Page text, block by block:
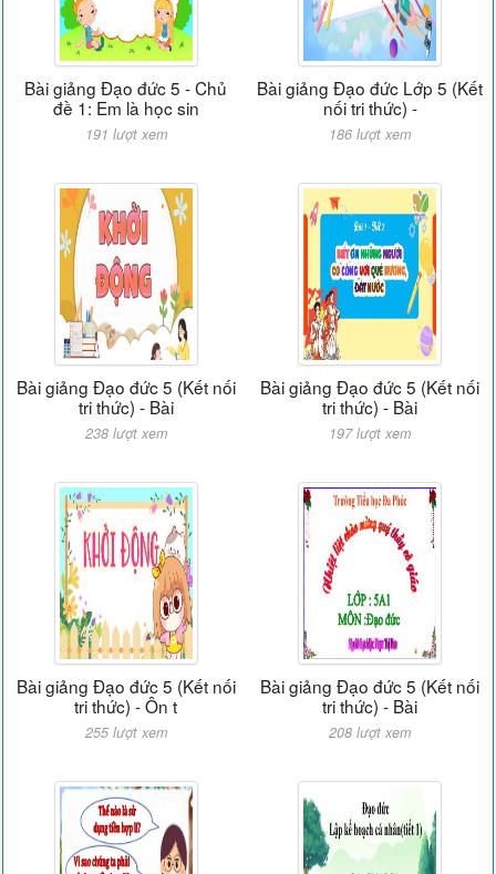
Bài giảng Đạo đức 5 - Chủ
đề 1: Em là học sin
191 lượt xem
Bài giảng Đạo đức Lớp 5 (Kết
nối tri thức) -
186 lượt xem
Bài giảng Đạo đức 5 (Kết nối
tri thức) - Bài
238 lượt xem
Bài giảng Đạo đức 5 (Kết nối
tri thức) - Bài
197 lượt xem
Bài giảng Đạo đức 5 (Kết nối
tri thức) - Ôn t
255 lượt xem
Bài giảng Đạo đức 5 (Kết nối
tri thức) - Bài
208 lượt xem